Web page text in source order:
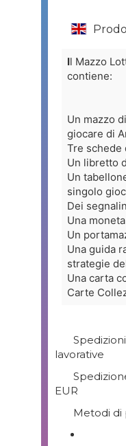
lavorative
EUR
Metodi
Il Mazzo
contiene:
Un mazzo
giocare di
Tre schede
Un libretto
Un
singolo
Dei
Una
Un
Una guida
strategie
Una carta
Carte